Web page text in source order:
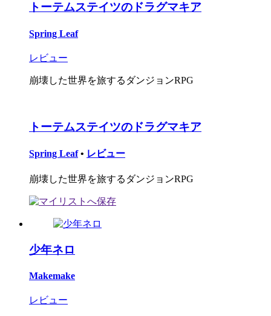
トーテムステイツのドラグマキア
Spring Leaf
レビュー
崩壊した世界を旅するダンジョンRPG
トーテムステイツのドラグマキア
Spring Leaf • レビュー
崩壊した世界を旅するダンジョンRPG
少年ネロ
Makemake
レビュー